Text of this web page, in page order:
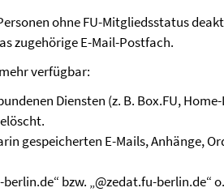
ohne FU-Mitgliedsstatus
zugehörige E-Mail-Postfach.
verfügbar:
Diensten (z. B. Box.FU,
gespeicherten E-Mails, Anhänge,
bzw. „@zedat.fu-berlin.de“